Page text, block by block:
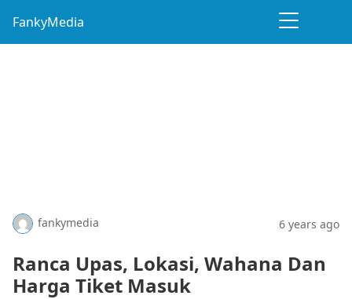
FankyMedia
fankymedia 6 years ago
Ranca Upas, Lokasi, Wahana Dan
Harga Tiket Masuk